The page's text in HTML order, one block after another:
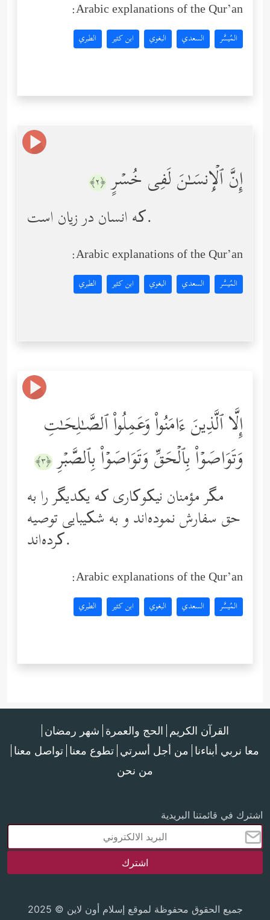
Arabic explanations of the Qur’an:
المُيسَّر السعدي البغوي ابن كثير الطبري
إِنَّ ٱلۡإِنسَـٰنَ لَفِی خُسۡرٍ ﴿٢﴾
که انسان در زیان است.
Arabic explanations of the Qur’an:
المُيسَّر السعدي البغوي ابن كثير الطبري
إِلَّا ٱلَّذِینَ ءَامَنُواْ وَعَمِلُواْ ٱلصَّـٰلِحَـٰتِ
وَتَوَاصَوۡاْ بِٱلۡحَقِّ وَتَوَاصَوۡاْ بِٱلصَّبۡرِ ﴿٣﴾
مگر مؤمنان نیکوکاری که یکدیگر را به
حق سفارش نموده‌اند و به شکیبایی توصیه
کرده‌اند.
Arabic explanations of the Qur’an:
المُيسَّر السعدي البغوي ابن كثير الطبري
القرآن الكريم الحج والعمرة شهر رمضان
معا نربي أبناءنا من أجل أسرتي تطوع معنا تواصل معنا
من نحن
اشترك في قائمتنا البريدية
جميع الحقوق محفوظة لموقع إسلام أون لاين © 2025